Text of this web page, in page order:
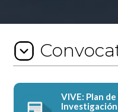
VIVE: Plan